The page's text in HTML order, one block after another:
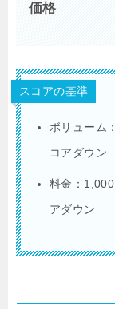
価格
スコアの基準
ボリューム：
コアダウン
料金： 1,000
アダウン